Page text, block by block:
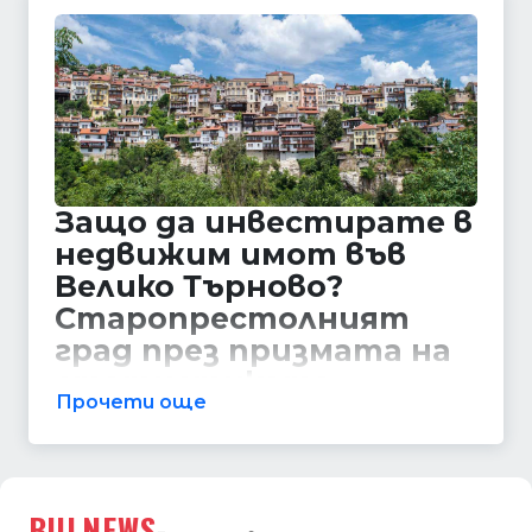
Защо да инвестирате в
недвижим имот във
Велико Търново?
Старопрестолният
град през призмата на
атмосфера. Но освен туристическа
Прочети още